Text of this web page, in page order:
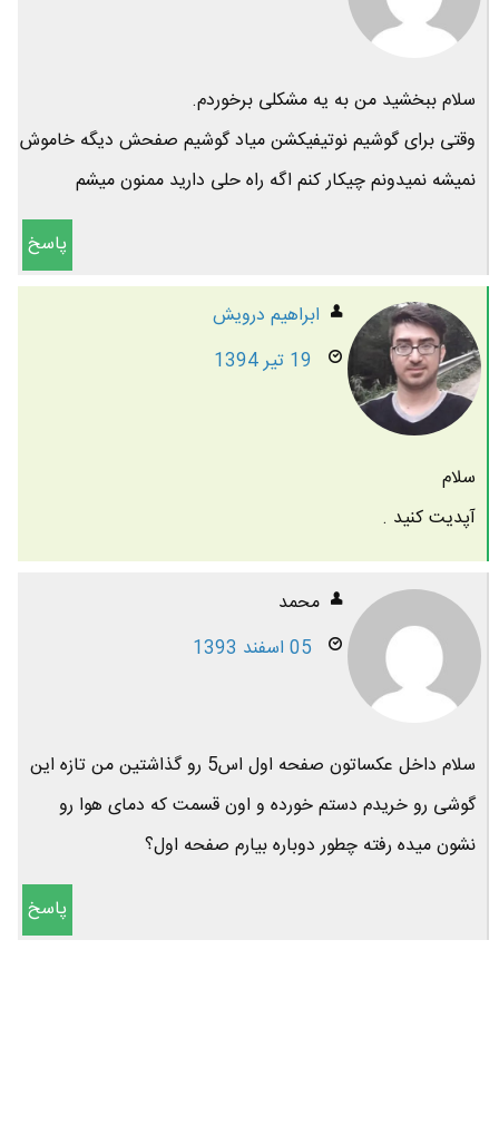
سلام ببخشید من به یه مشکلی برخوردم.
وقتی برای گوشیم نوتیفیکشن میاد گوشیم صفحش دیگه خاموش
نمیشه نمیدونم چیکار کنم اگه راه حلی دارید ممنون میشم
پاسخ
ابراهیم درویش
19 تیر 1394
سلام
آپدیت کنید .
محمد
05 اسفند 1393
سلام داخل عکساتون صفحه اول اس5 رو گذاشتین من تازه این
گوشی رو خریدم دستم خورده و اون قسمت که دمای هوا رو
نشون میده رفته چطور دوباره بیارم صفحه اول؟
پاسخ